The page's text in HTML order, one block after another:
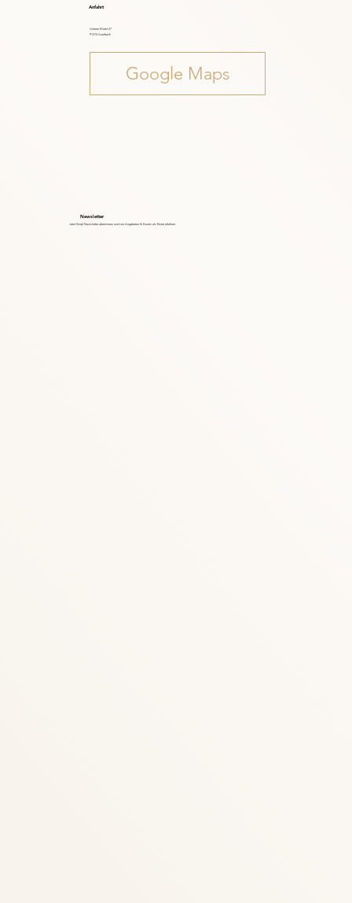
Anfahrt
Unterer Markt 27
91275 Auerbach
Google Maps
Newsletter
Jetzt Simpl Newsletter abonnieren und von Angeboten & Events als Erster erfahren.